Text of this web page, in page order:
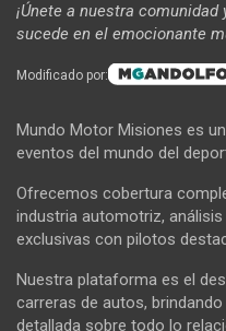
¡Únete a nuestra
sucede en el emocionante
Modificado por:
Mundo Motor Misiones es
eventos del mundo del
Ofrecemos cobertura
industria automotriz,
exclusivas con pilotos
Nuestra plataforma es el
carreras de autos,
detallada sobre todo lo